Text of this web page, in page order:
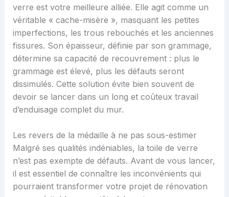
verre est votre meilleure alliée. Elle agit comme un
véritable « cache-misère », masquant les petites
imperfections, les trous rebouchés et les anciennes
fissures. Son épaisseur, définie par son grammage,
détermine sa capacité de recouvrement : plus le
grammage est élevé, plus les défauts seront
dissimulés. Cette solution évite bien souvent de
devoir se lancer dans un long et coûteux travail
d’enduisage complet du mur.
Les revers de la médaille à ne pas sous-estimer
Malgré ses qualités indéniables, la toile de verre
n’est pas exempte de défauts. Avant de vous lancer,
il est essentiel de connaître les inconvénients qui
pourraient transformer votre projet de rénovation